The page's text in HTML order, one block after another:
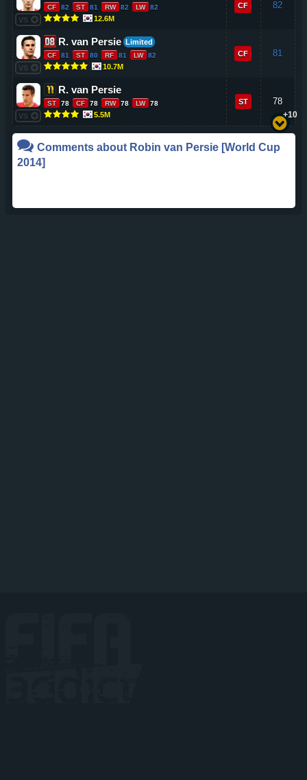
VS
CF 82 ST 81 RW 82 LW 82
12.6M
CF 82
VS
R. van Persie Limited
CF 81 ST 80 RF 81 LW 82
10.7M
CF 81
VS
R. van Persie
ST 78 CF 78 RW 78 LW 78
5.5M
ST
78
+10
Comments about Robin van Persie [World Cup
2014]